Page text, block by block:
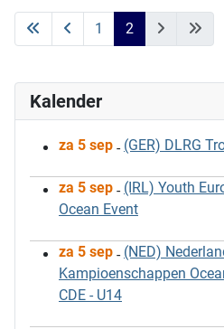
1 2
Kalender
za 5 sep - (GER) DLRG
za 5 sep - (IRL) Youth
Ocean Event
za 5 sep - (NED)
Kampioenschappen
CDE - U14